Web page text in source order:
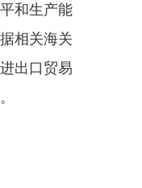
和生产能
相关海关
出口贸易